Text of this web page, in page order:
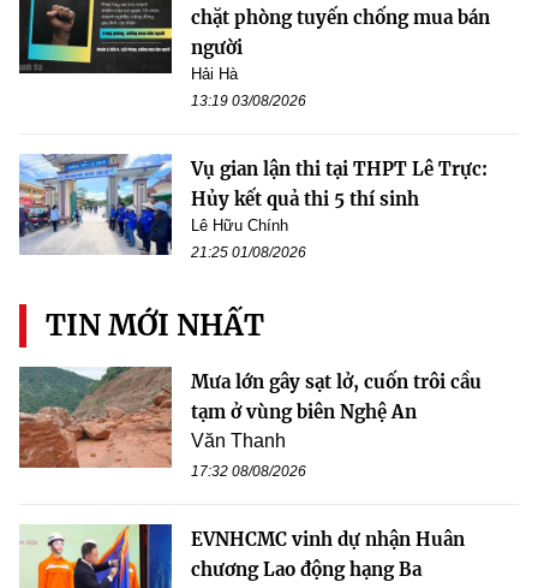
chặt phòng tuyến chống mua bán
người
Hải Hà
13:19 03/08/2026
Vụ gian lận thi tại THPT Lê Trực:
Hủy kết quả thi 5 thí sinh
Lê Hữu Chính
21:25 01/08/2026
TIN MỚI NHẤT
Mưa lớn gây sạt lở, cuốn trôi cầu
tạm ở vùng biên Nghệ An
Văn Thanh
17:32 08/08/2026
EVNHCMC vinh dự nhận Huân
chương Lao động hạng Ba